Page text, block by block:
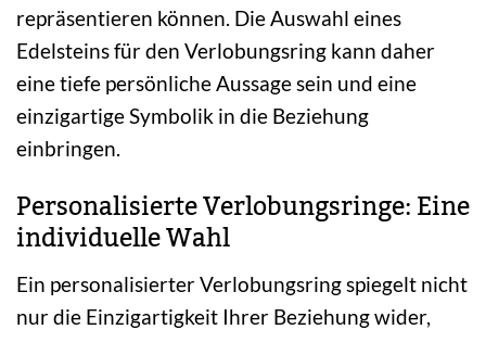
repräsentieren können. Die Auswahl eines
Edelsteins für den Verlobungsring kann daher
eine tiefe persönliche Aussage sein und eine
einzigartige Symbolik in die Beziehung
einbringen.
Personalisierte Verlobungsringe: Eine
individuelle Wahl
Ein personalisierter Verlobungsring spiegelt nicht
nur die Einzigartigkeit Ihrer Beziehung wider,